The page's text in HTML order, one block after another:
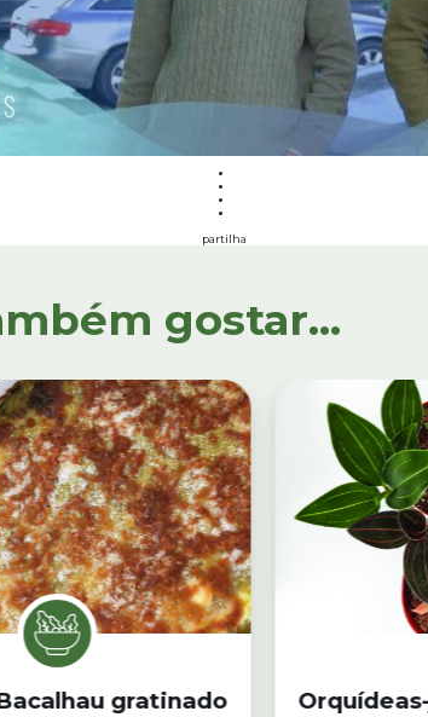
partilha
gostar...
gratinado